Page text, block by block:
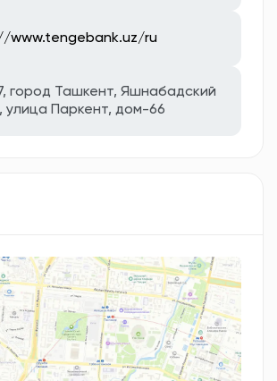
www.tengebank.uz/ru
город Ташкент, Яшнабадский
улица Паркент, дом-66